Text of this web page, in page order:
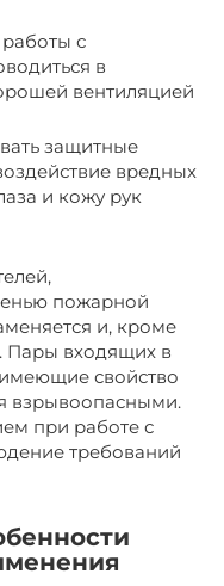
с
в
вентиляцией
защитные
вредных
и кожу рук
пожарной
и, кроме
Пары входящих в
имеющие свойство
взрывоопасными.
при работе с
требований